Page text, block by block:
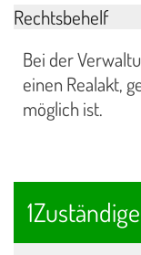
Rechtsbehelf
Bei der
einen Realakt,
möglich ist.